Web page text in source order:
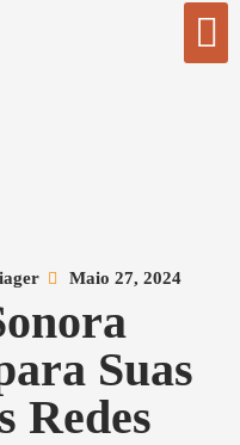
Maio 27, 2024
Suas
Redes